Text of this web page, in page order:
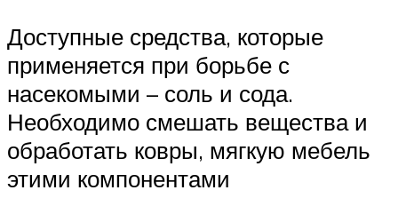
Доступные средства, которые
применяется при борьбе с
насекомыми – соль и сода.
Необходимо смешать вещества и
обработать ковры, мягкую мебель
этими компонентами